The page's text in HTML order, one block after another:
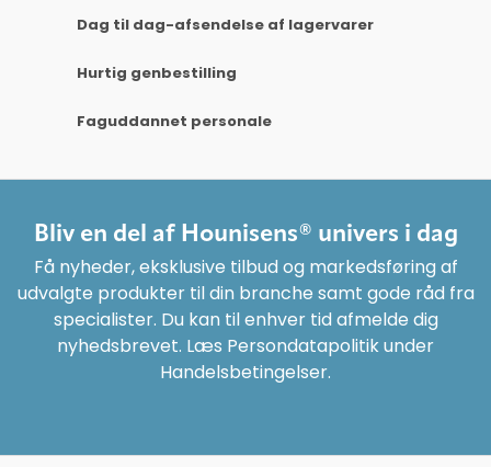
Dag til dag-afsendelse af lagervarer
Hurtig genbestilling
Faguddannet personale
Bliv en del af Hounisens® univers i dag
Få nyheder, eksklusive tilbud og markedsføring af
udvalgte produkter til din branche samt gode råd fra
specialister. Du kan til enhver tid afmelde dig
nyhedsbrevet. Læs Persondatapolitik under
Handelsbetingelser.